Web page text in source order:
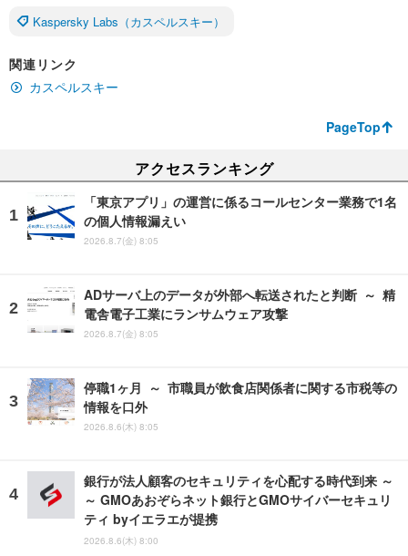
Kaspersky Labs（カスペルスキー）
関連リンク
カスペルスキー
PageTop
アクセスランキング
「東京アプリ」の運営に係るコールセンター業務で1名
の個人情報漏えい
2026.8.7(金) 8:05
ADサーバ上のデータが外部へ転送されたと判断 ～ 精
電舎電子工業にランサムウェア攻撃
2026.8.7(金) 8:05
停職1ヶ月 ～ 市職員が飲食店関係者に関する市税等の
情報を口外
2026.8.6(木) 8:05
銀行が法人顧客のセキュリティを心配する時代到来 ～
～ GMOあおぞらネット銀行とGMOサイバーセキュリ
ティ byイエラエが提携
2026.8.6(木) 8:00